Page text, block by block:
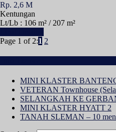
Rp. 2,6 M
Kentungan
Lt/Lb : 106 m² / 207 m²
Page 1 of 2:1 2
MINI KLASTER
VETERAN Townhouse
SELANGKAH KE
MINI KLASTER HYATT 2
TANAH SLEMAN – 10